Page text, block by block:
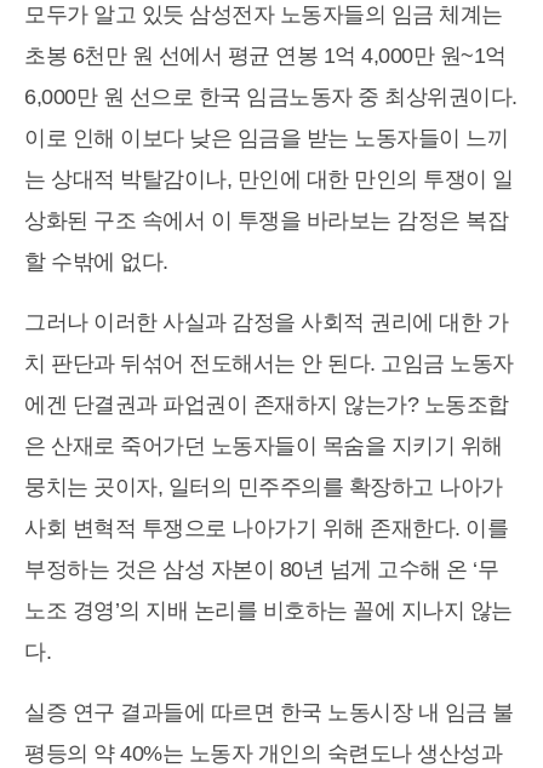
모두가 알고 있듯 삼성전자 노동자들의 임금 체계는
초봉 6천만 원 선에서 평균 연봉 1억 4,000만 원~1억
6,000만 원 선으로 한국 임금노동자 중 최상위권이다.
이로 인해 이보다 낮은 임금을 받는 노동자들이 느끼
는 상대적 박탈감이나, 만인에 대한 만인의 투쟁이 일
상화된 구조 속에서 이 투쟁을 바라보는 감정은 복잡
할 수밖에 없다.
그러나 이러한 사실과 감정을 사회적 권리에 대한 가
치 판단과 뒤섞어 전도해서는 안 된다. 고임금 노동자
에겐 단결권과 파업권이 존재하지 않는가? 노동조합
은 산재로 죽어가던 노동자들이 목숨을 지키기 위해
뭉치는 곳이자, 일터의 민주주의를 확장하고 나아가
사회 변혁적 투쟁으로 나아가기 위해 존재한다. 이를
부정하는 것은 삼성 자본이 80년 넘게 고수해 온 ‘무
노조 경영’의 지배 논리를 비호하는 꼴에 지나지 않는
다.
실증 연구 결과들에 따르면 한국 노동시장 내 임금 불
평등의 약 40%는 노동자 개인의 숙련도나 생산성과